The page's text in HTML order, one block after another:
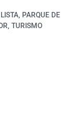
LISTA, PARQUE DE
, TURISMO